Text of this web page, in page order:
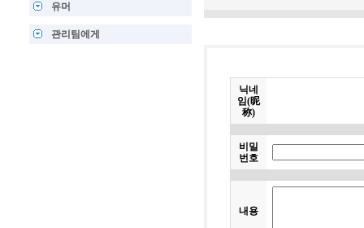
유머
관리팀에게
닉네
임(昵
称)
비밀
번호
내용